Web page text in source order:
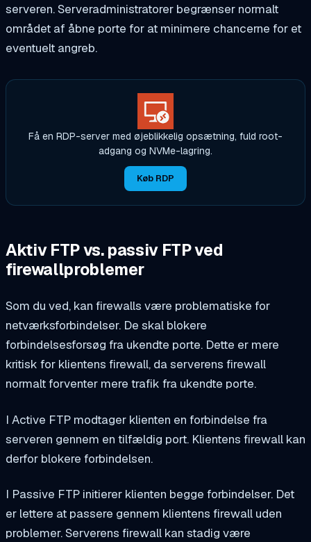
serveren. Serveradministratorer begrænser normalt
området af åbne porte for at minimere chancerne for et
eventuelt angreb.
Få en RDP-server med øjeblikkelig opsætning, fuld root-
adgang og NVMe-lagring.
Køb RDP
Aktiv FTP vs. passiv FTP ved
firewallproblemer
Som du ved, kan firewalls være problematiske for
netværksforbindelser. De skal blokere
forbindelsesforsøg fra ukendte porte. Dette er mere
kritisk for klientens firewall, da serverens firewall
normalt forventer mere trafik fra ukendte porte.
I Active FTP modtager klienten en forbindelse fra
serveren gennem en tilfældig port. Klientens firewall kan
derfor blokere forbindelsen.
I Passive FTP initierer klienten begge forbindelser. Det
er lettere at passere gennem klientens firewall uden
problemer. Serverens firewall kan stadig være